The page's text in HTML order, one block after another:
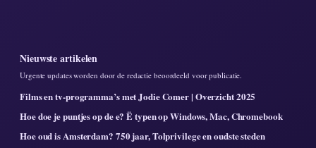
Nieuwste artikelen
Urgente updates worden door de redactie beoordeeld voor publicatie.
Films en tv-programma’s met Jodie Comer | Overzicht 2025
Hoe doe je puntjes op de e? Ë typen op Windows, Mac, Chromebook
Hoe oud is Amsterdam? 750 jaar, Tolprivilege en oudste steden